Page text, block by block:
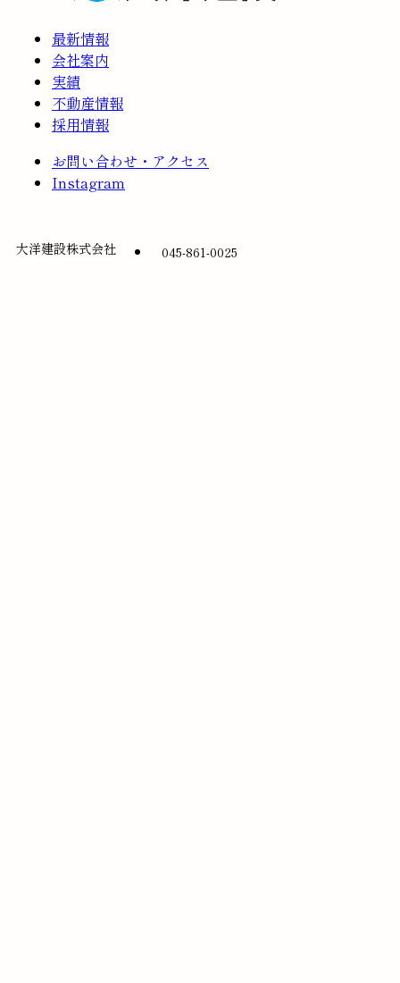
最新情報
会社案内
実績
不動産情報
採用情報
お問い合わせ・アクセス
Instagram
大洋建設株式会社 045-861-0025